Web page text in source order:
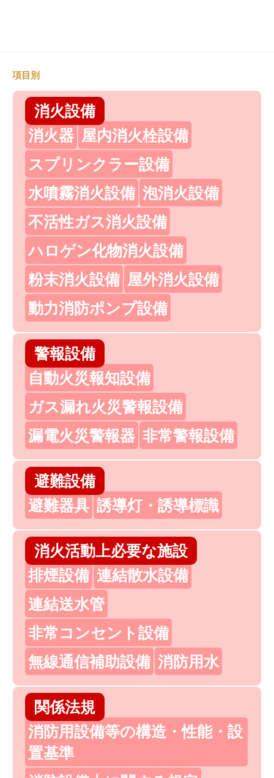
項目別
消火設備
消火器 屋内消火栓設備
スプリンクラー設備
水噴霧消火設備 泡消火設備
不活性ガス消火設備
ハロゲン化物消火設備
粉末消火設備 屋外消火設備
動力消防ポンプ設備
警報設備
自動火災報知設備
ガス漏れ火災警報設備
漏電火災警報器 非常警報設備
避難設備
避難器具 誘導灯・誘導標識
消火活動上必要な施設
排煙設備 連結散水設備
連結送水管
非常コンセント設備
無線通信補助設備 消防用水
関係法規
消防用設備等の構造・性能・設
置基準